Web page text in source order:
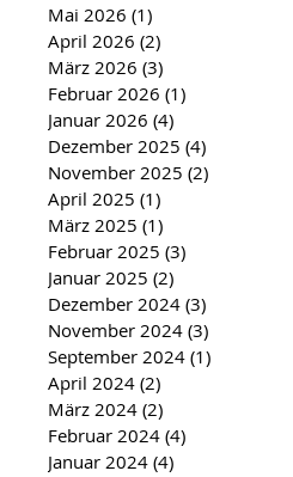
Mai 2026 (1)
April 2026 (2)
März 2026 (3)
Februar 2026 (1)
Januar 2026 (4)
Dezember 2025 (4)
November 2025 (2)
April 2025 (1)
März 2025 (1)
Februar 2025 (3)
Januar 2025 (2)
Dezember 2024 (3)
November 2024 (3)
September 2024 (1)
April 2024 (2)
März 2024 (2)
Februar 2024 (4)
Januar 2024 (4)